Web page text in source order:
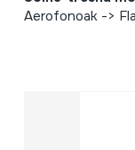
Aerofonoak ->